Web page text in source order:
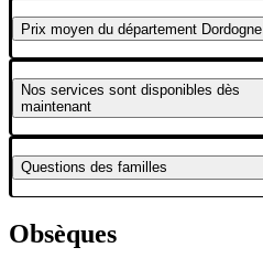
Prix moyen du département Dordogne
Nos services sont disponibles dès
maintenant
Questions des familles
Obsèques